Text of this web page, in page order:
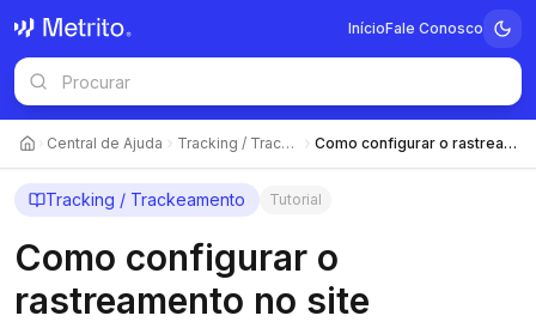
InícioFale Conosco
Central de Ajuda Tracking / Trackeamento Como configurar o rastreamento no site
Tracking / Trackeamento Tutorial
Como configurar o
rastreamento no site